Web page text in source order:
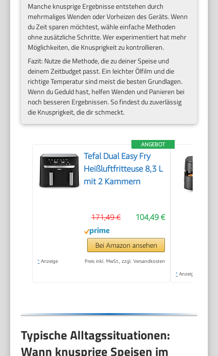
Manche knusprige Ergebnisse entstehen durch
mehrmaliges Wenden oder Vorheizen des Geräts. Wenn
du Zeit sparen möchtest, wähle einfache Methoden
ohne zusätzliche Schritte. Wer experimentiert hat mehr
Möglichkeiten, die Knusprigkeit zu kontrollieren.
Fazit: Nutze die Methode, die zu deiner Speise und
deinem Zeitbudget passt. Ein leichter Ölfilm und die
richtige Temperatur sind meist die besten Grundlagen.
Wenn du Geduld hast, helfen Wenden und Panieren bei
noch besseren Ergebnissen. So findest du zuverlässig
die Knusprigkeit, die dir schmeckt.
ANGEBOT
Tefal Dual Easy Fry
Heißluftfritteuse 8,3 L
mit 2 Kammern
104,49 €
171,49 €
Bei Amazon ansehen
* Anzeige Preis inkl. MwSt., zzgl. Versandkosten
* Anzeige
Typische Alltagssituationen:
Wann knusprige Speisen im